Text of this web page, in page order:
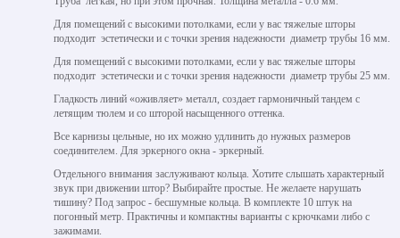
Для помещений с высокими потолками, если у вас тяжелые шторы
подходит эстетически и с точки зрения надежности диаметр трубы 16 мм.
Для помещений с высокими потолками, если у вас тяжелые шторы
подходит эстетически и с точки зрения надежности диаметр трубы 25 мм.
Гладкость линий «оживляет» металл, создает гармоничный тандем с
летящим тюлем и со шторой насыщенного оттенка.
Все карнизы цельные, но их можно удлинить до нужных размеров
соединителем. Для эркерного окна - эркерный.
Отдельного внимания заслуживают кольца. Хотите слышать характерный
звук при движении штор? Выбирайте простые. Не желаете нарушать
тишину? Под запрос - бесшумные кольца. В комплекте 10 штук на
погонный метр. Практичны и компактны варианты с крючками либо с
зажимами.